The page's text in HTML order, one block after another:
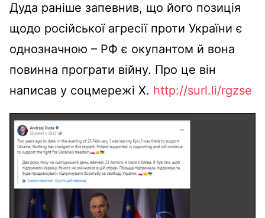
Дуда раніше запевнив, що його позиція
щодо російської агресії проти України є
однозначною – РФ є окупантом й вона
повинна програти війну. Про це він
написав у соцмережі Х. http://surl.li/rgzse